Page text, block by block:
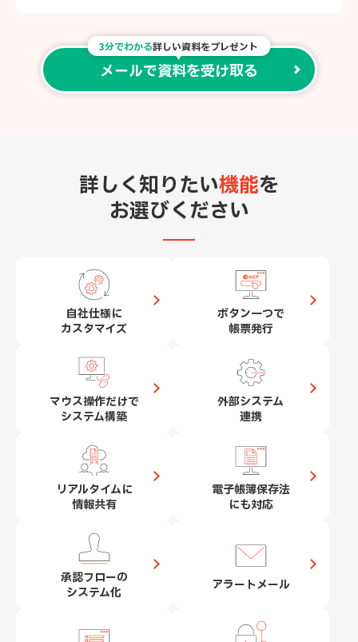
3分でわかる詳しい資料をプレゼント
メールで資料を受け取る
詳しく知りたい機能を
お選びください
自社仕様に
カスタマイズ
ボタン一つで
帳票発行
マウス操作だけで
システム構築
外部システム
連携
リアルタイムに
情報共有
電子帳簿保存法
にも対応
承認フローの
システム化
アラートメール